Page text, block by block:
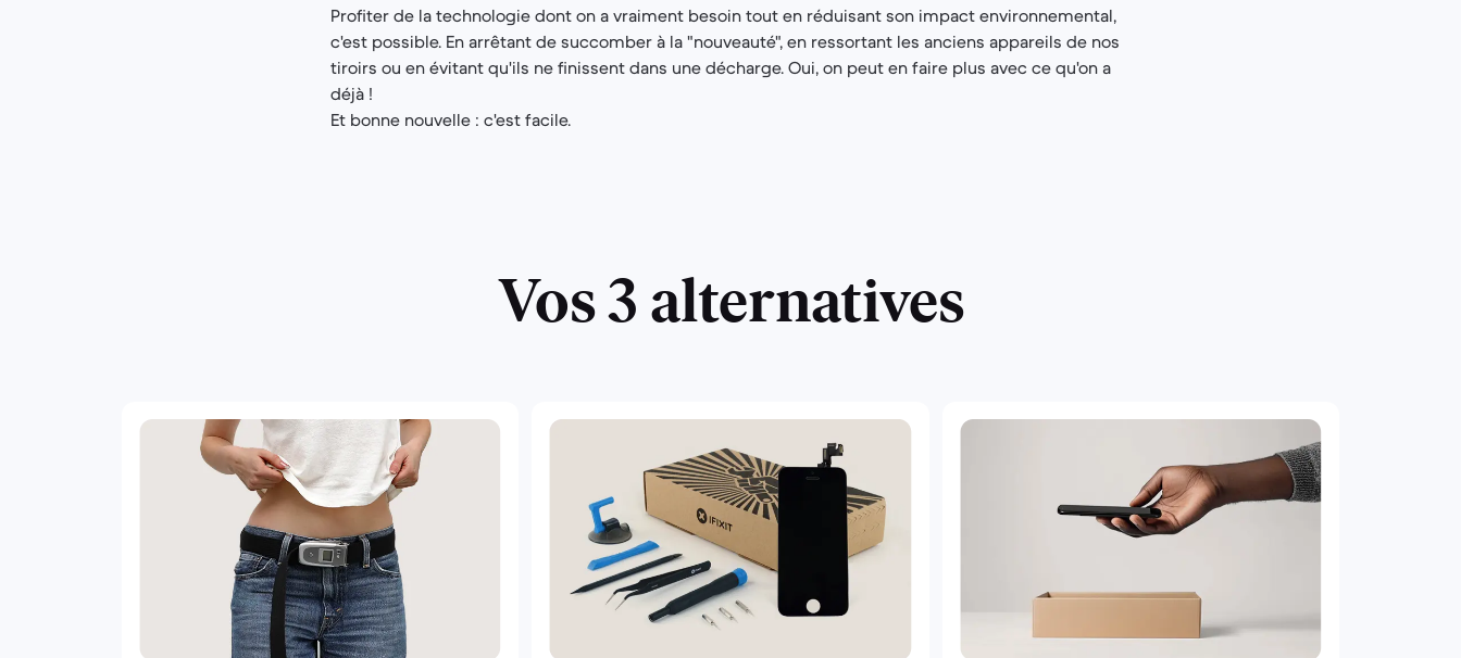
Profiter de la technologie dont on a vraiment besoin tout en réduisant son impact environnemental,
c'est possible. En arrêtant de succomber à la "nouveauté", en ressortant les anciens appareils de nos
tiroirs ou en évitant qu'ils ne finissent dans une décharge. Oui, on peut en faire plus avec ce qu'on a
déjà !
Et bonne nouvelle : c'est facile.
Vos 3 alternatives